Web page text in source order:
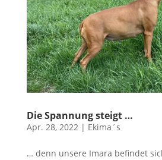
Die Spannung steigt …
Apr. 28, 2022 | Ekima´s
… denn unsere Imara befindet